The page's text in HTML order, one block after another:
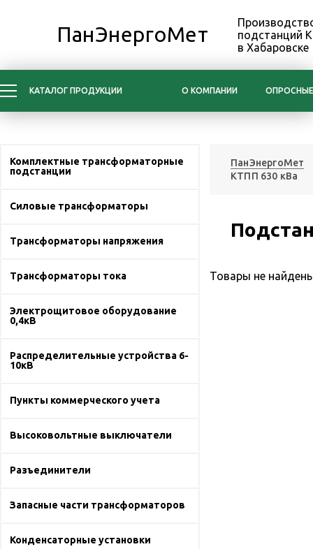
ПанЭнергоМет
подстанций
в Хабаровске
КАТАЛОГ ПРОДУКЦИИ О КОМПАНИИ
Комплектные трансформаторные
подстанции
Силовые трансформаторы
Трансформаторы напряжения
Трансформаторы тока
Электрощитовое оборудование
0,4кВ
Распределительные устройства 6-
10кВ
Пункты коммерческого учета
Высоковольтные выключатели
Разъединители
Запасные части трансформаторов
Конденсаторные установки
ПанЭнергоМет
КТПП 630 кВа
Товары не